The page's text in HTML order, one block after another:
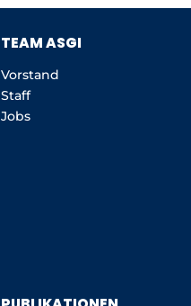
TEAM ASGI
Vorstand
Staff
Jobs